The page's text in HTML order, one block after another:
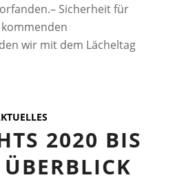
Sicherheit für
wir mit dem Lächeltag
2020 BIS